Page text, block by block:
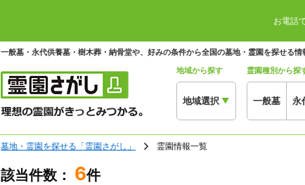
お電話
一般墓・永代供養墓・樹木葬・納骨堂や、好みの条件から全国の墓地・霊園を探せる情
地域から探す
地域選択 ▼
霊園種別から探
一般墓 永
墓地・霊園を探せる「霊園さがし」 霊園情報一覧
該当件数： 6件